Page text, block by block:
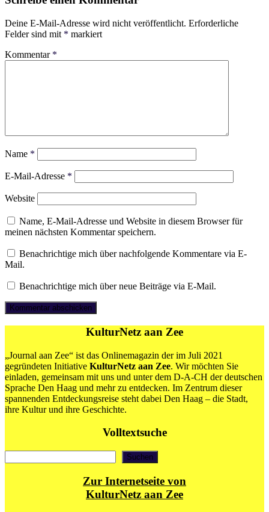
Deine E-Mail-Adresse wird nicht veröffentlicht. Erforderliche
Felder sind mit * markiert
Kommentar *
Name *
E-Mail-Adresse *
Website
Name, E-Mail-Adresse und Website in diesem Browser für
meinen nächsten Kommentar speichern.
Benachrichtige mich über nachfolgende Kommentare via E-
Mail.
Benachrichtige mich über neue Beiträge via E-Mail.
KulturNetz aan Zee
„Journal aan Zee“ ist das Onlinemagazin der im Juli 2021
gegründeten Initiative KulturNetz aan Zee. Wir möchten Sie
einladen, gemeinsam mit uns und unter dem D-A-CH der deutschen
Sprache Den Haag und mehr zu entdecken. Im Zentrum dieser
spannenden Entdeckungsreise steht dabei Den Haag – die Stadt,
ihre Kultur und ihre Geschichte.
Volltextsuche
Suchen
Zur Internetseite von
KulturNetz aan Zee